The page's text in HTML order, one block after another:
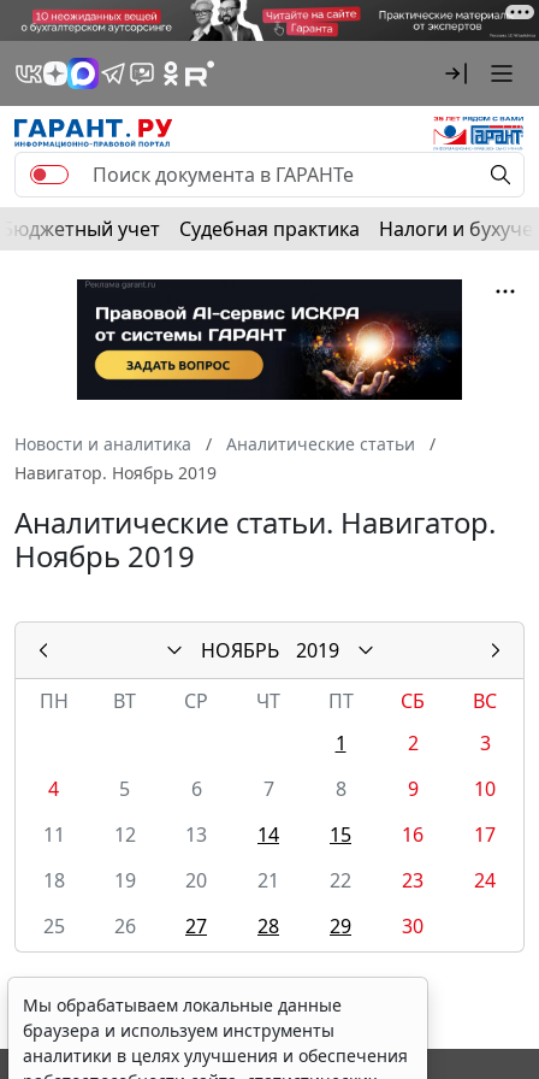
Бюджетный учет Судебная практика Налоги и
Новости и аналитика
Аналитические статьи
Навигатор. Ноябрь 2019
Аналитические статьи. Навигатор.
Ноябрь 2019
НОЯБРЬ
2019
ПН
ВТ СР ЧТ ПТ СБ
ВС
1
2
3
4
5 6 7 8 9
10
11
12 13 14 15 16
17
18
19 20 21 22 23
24
25
26 27 28 29 30
Мы обрабатываем локальные данные
браузера и используем инструменты
аналитики в целях улучшения и обеспечения